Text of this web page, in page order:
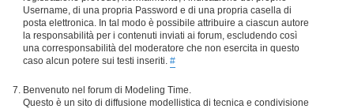
Username, di una propria Password e di una propria casella di
posta elettronica. In tal modo è possibile attribuire a ciascun autore
la responsabilità per i contenuti inviati ai forum, escludendo così
una corresponsabilità del moderatore che non esercita in questo
caso alcun potere sui testi inseriti. #
Benvenuto nel forum di Modeling Time.
Questo è un sito di diffusione modellistica di tecnica e condivisione